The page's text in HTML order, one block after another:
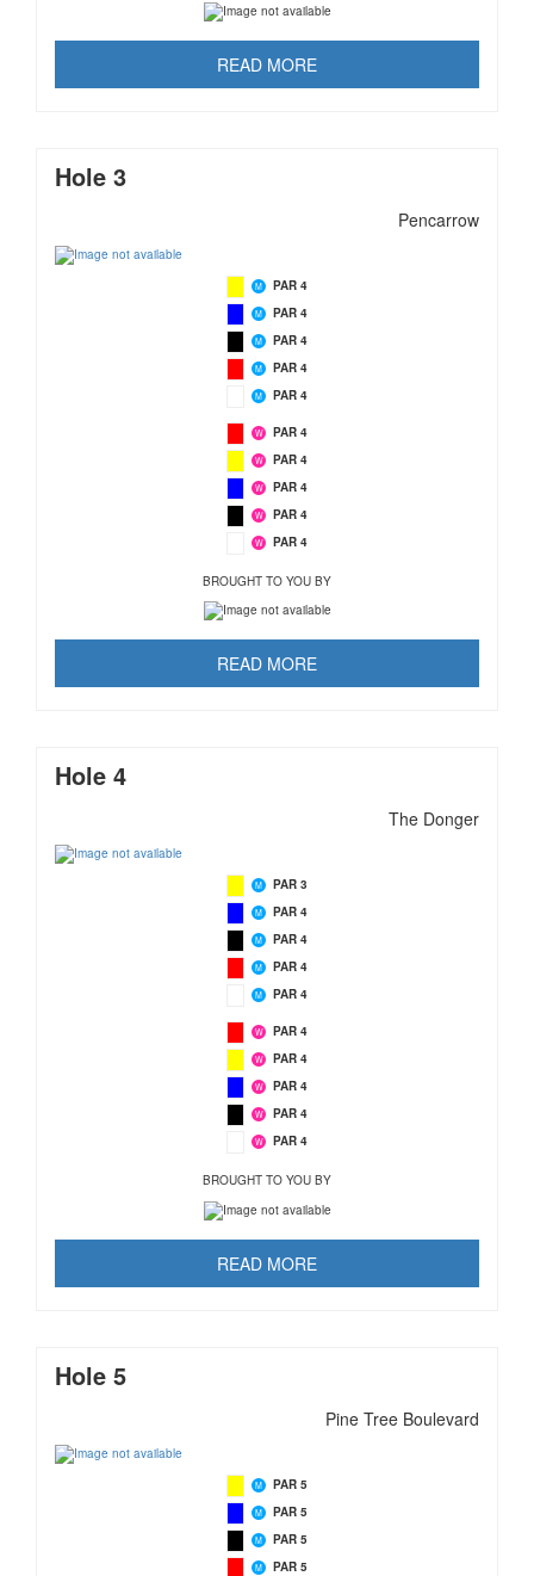
READ MORE
Hole 3
Pencarrow
M PAR 4
M PAR 4
M PAR 4
M PAR 4
M PAR 4
W PAR 4
W PAR 4
W PAR 4
W PAR 4
W PAR 4
BROUGHT TO YOU BY
READ MORE
Hole 4
The Donger
M PAR 4
M PAR 4
M PAR 4
M PAR 4
M PAR 3
W PAR 4
W PAR 4
W PAR 4
W PAR 4
W PAR 4
BROUGHT TO YOU BY
READ MORE
Hole 5
Pine Tree Boulevard
M PAR 5
M PAR 5
M PAR 5
M PAR 5